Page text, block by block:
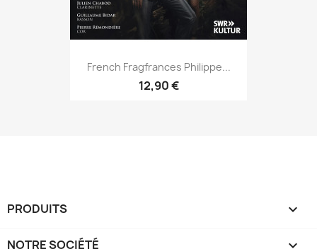
French Fragfrances Philippe...
12,90 €
PRODUITS 
NOTRE SOCIÉTÉ 